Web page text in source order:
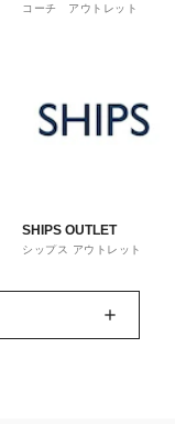
コーチ アウトレット
SHIPS OUTLET
シップス アウトレット